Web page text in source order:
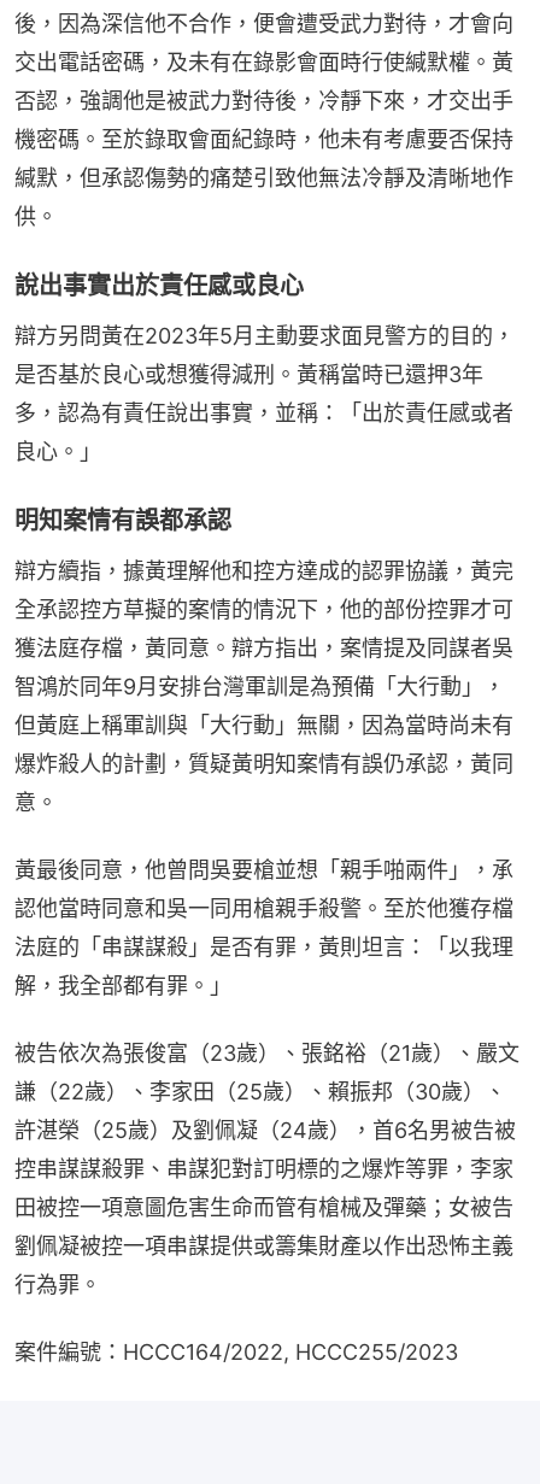
後，因為深信他不合作，便會遭受武力對待，才會向
交出電話密碼，及未有在錄影會面時行使緘默權。黃
否認，強調他是被武力對待後，冷靜下來，才交出手
機密碼。至於錄取會面紀錄時，他未有考慮要否保持
緘默，但承認傷勢的痛楚引致他無法冷靜及清晰地作
供。
說出事實出於責任感或良心
辯方另問黃在2023年5月主動要求面見警方的目的，
是否基於良心或想獲得減刑。黃稱當時已還押3年
多，認為有責任說出事實，並稱：「出於責任感或者
良心。」
明知案情有誤都承認
辯方續指，據黃理解他和控方達成的認罪協議，黃完
全承認控方草擬的案情的情況下，他的部份控罪才可
獲法庭存檔，黃同意。辯方指出，案情提及同謀者吳
智鴻於同年9月安排台灣軍訓是為預備「大行動」，
但黃庭上稱軍訓與「大行動」無關，因為當時尚未有
爆炸殺人的計劃，質疑黃明知案情有誤仍承認，黃同
意。
黃最後同意，他曾問吳要槍並想「親手啪兩件」，承
認他當時同意和吳一同用槍親手殺警。至於他獲存檔
法庭的「串謀謀殺」是否有罪，黃則坦言：「以我理
解，我全部都有罪。」
被告依次為張俊富（23歲）、張銘裕（21歲）、嚴文
謙（22歲）、李家田（25歲）、賴振邦（30歲）、
許湛榮（25歲）及劉佩凝（24歲），首6名男被告被
控串謀謀殺罪、串謀犯對訂明標的之爆炸等罪，李家
田被控一項意圖危害生命而管有槍械及彈藥；女被告
劉佩凝被控一項串謀提供或籌集財產以作出恐怖主義
行為罪。
案件編號：HCCC164/2022, HCCC255/2023